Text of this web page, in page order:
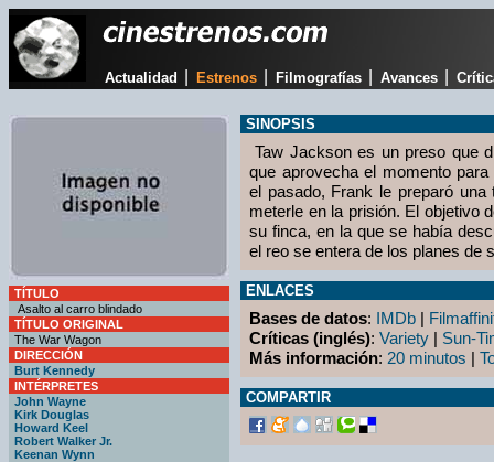
Actualidad Estrenos Filmografías Avances
TÍTULO
Asalto al carro blindado
TÍTULO ORIGINAL
The War Wagon
DIRECCIÓN
Burt Kennedy
INTÉRPRETES
John Wayne
Kirk Douglas
Howard Keel
Robert Walker Jr.
Keenan Wynn
SINOPSIS
Taw Jackson es un preso que
que aprovecha el momento
el pasado, Frank le preparó
meterle en la prisión. El objetivo
su finca, en la que se había
el reo se entera de los planes de
ENLACES
Bases de datos: IMDb |
Críticas (inglés): Variety | Sun-
Más información: 20 minutos |
COMPARTIR